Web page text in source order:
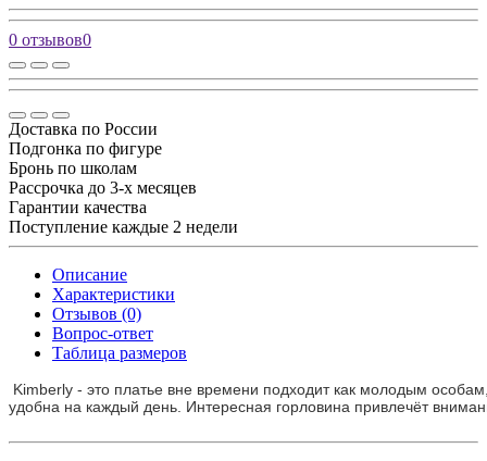
0 отзывов0
Доставка по России
Подгонка по фигуре
Бронь по школам
Рассрочка до 3-х месяцев
Гарантии качества
Поступление каждые 2 недели
Описание
Характеристики
Отзывов (0)
Вопрос-ответ
Таблица размеров
Kimberly - это платье вне времени подходит как молодым
удобна на каждый день. Интересная горловина привлечёт